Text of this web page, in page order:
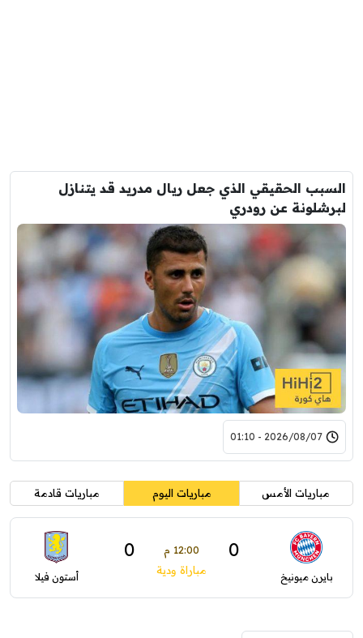
السبب الحقيقي الذي جعل ريال مدريد قد يتنازل
لبرشلونة عن رودري
2026/08/07 - 01:10
مباريات الأمس مباريات اليوم مباريات قادمة
بايرن ميونيخ
0 12:00 م 0
مباراة ودية أستون فيلا